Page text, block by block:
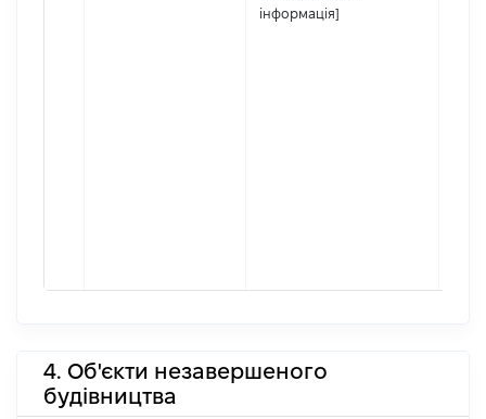
інформація]
4. Об'єкти незавершеного
будівництва